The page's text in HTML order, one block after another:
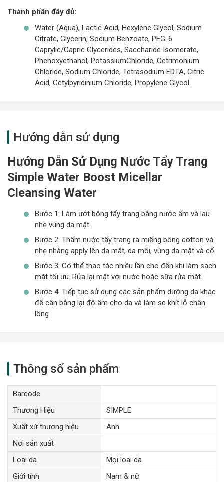
Thành phần đầy đủ:
Water (Aqua), Lactic Acid, Hexylene Glycol, Sodium
Citrate, Glycerin, Sodium Benzoate, PEG-6
Caprylic/Capric Glycerides, Saccharide Isomerate,
Phenoxyethanol, PotassiumChloride, Cetrimonium
Chloride, Sodium Chloride, Tetrasodium EDTA, Citric
Acid, Cetylpyridinium Chloride, Propylene Glycol.
Hướng dẫn sử dụng
Hướng Dẫn Sử Dụng Nước Tẩy Trang
Simple Water Boost Micellar
Cleansing Water
Bước 1: Làm ướt bông tẩy trang bằng nước ấm và lau
nhẹ vùng da mặt.
Bước 2: Thấm nước tẩy trang ra miếng bông cotton và
nhẹ nhàng apply lên da mắt, da môi, vùng da mặt và cổ.
Bước 3: Có thể thao tác nhiều lần cho đến khi làm sạch
mặt tối ưu. Rửa lại mặt với nước hoặc sữa rửa mặt.
Bước 4: Tiếp tục sử dụng các sản phẩm dưỡng da khác
để cân bằng lại độ ẩm cho da và làm se khít lỗ chân
lông
Thông số sản phẩm
Barcode
Thương Hiệu
SIMPLE
Xuất xứ thương hiệu
Anh
Nơi sản xuất
Loại da
Mọi loại da
Giới tính
Nam & nữ